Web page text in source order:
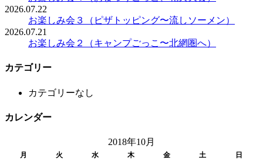
2026.07.22
お楽しみ会３（ピザトッピング〜流しソーメン）
2026.07.21
お楽しみ会２（キャンプごっこ〜北網圏へ）
カテゴリー
カテゴリーなし
カレンダー
2018年10月
月 火 水 木 金 土
日